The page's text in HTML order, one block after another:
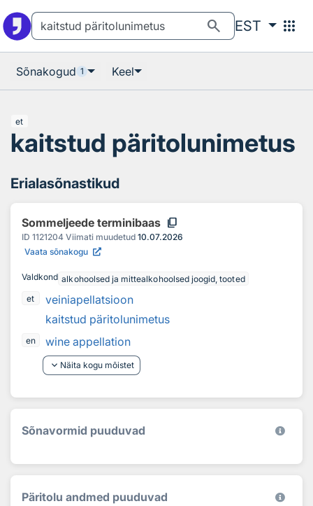
search EST apps
Sõnakogud 1 Keel
et
kaitstud päritolunimetus
Erialasõnastikud
Sommeljeede terminibaas content_copy
ID 1121204 Viimati muudetud 10.07.2026
Vaata sõnakogu
Valdkond alkohoolsed ja mittealkohoolsed joogid, tooted
et
veiniapellatsioon
kaitstud päritolunimetus
en
wine appellation
keyboard_arrow_down Näita kogu mõistet
Sõnavormid puuduvad
Päritolu andmed puuduvad